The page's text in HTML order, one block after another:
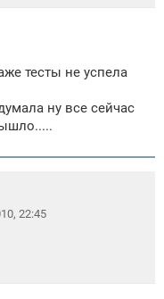
тесты не успела
ну все сейчас
22:45